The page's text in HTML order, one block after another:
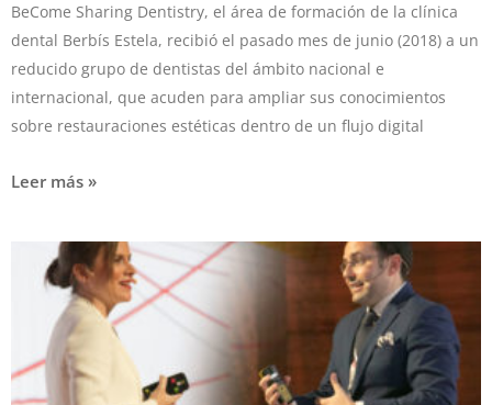
BeCome Sharing Dentistry, el área de formación de la clínica
dental Berbís Estela, recibió el pasado mes de junio (2018) a un
reducido grupo de dentistas del ámbito nacional e
internacional, que acuden para ampliar sus conocimientos
sobre restauraciones estéticas dentro de un flujo digital
Leer más »